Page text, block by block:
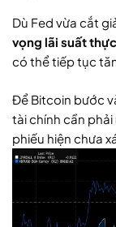
Dù Fed vừa cắt
vọng lãi suất thực
có thể tiếp tục
Để Bitcoin bước
tài chính cần phải
phiếu hiện chưa